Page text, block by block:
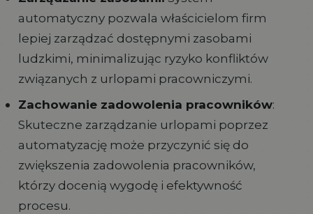
automatyczny pozwala właścicielom firm
lepiej zarządzać dostępnymi zasobami
ludzkimi, minimalizując ryzyko konfliktów
związanych z urlopami pracowniczymi.
Zachowanie zadowolenia pracowników:
Skuteczne zarządzanie urlopami poprzez
automatyzację może przyczynić się do
zwiększenia zadowolenia pracowników,
którzy docenią wygodę i efektywność
procesu.